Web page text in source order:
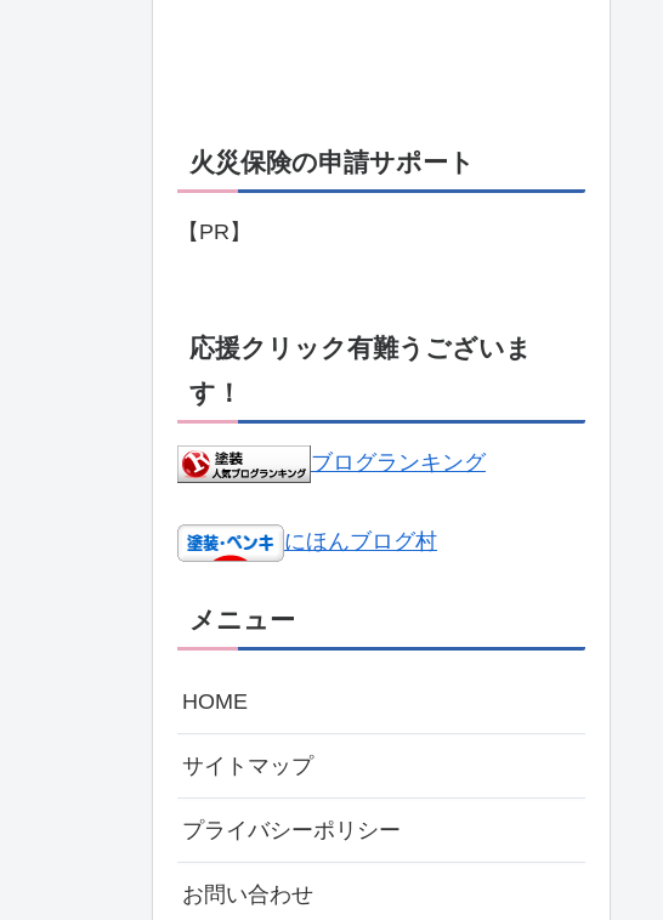
火災保険の申請サポート
【PR】
応援クリック有難うございま
す！
ブログランキング
にほんブログ村
メニュー
HOME
サイトマップ
プライバシーポリシー
お問い合わせ